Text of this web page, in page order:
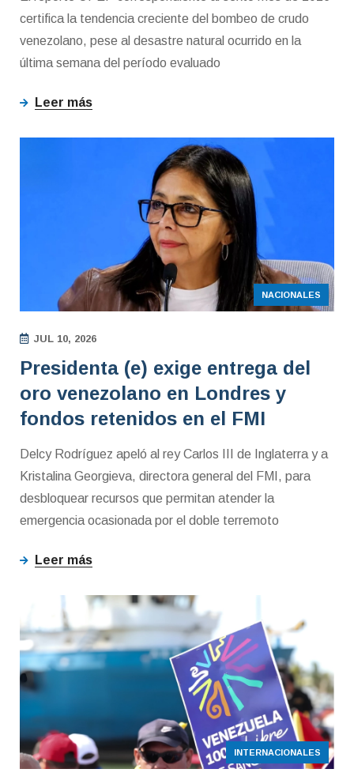
certifica la tendencia creciente del bombeo de crudo
venezolano, pese al desastre natural ocurrido en la
última semana del período evaluado
Leer más
NACIONALES
JUL 10, 2026
Presidenta (e) exige entrega del
oro venezolano en Londres y
fondos retenidos en el FMI
Delcy Rodríguez apeló al rey Carlos III de Inglaterra y a
Kristalina Georgieva, directora general del FMI, para
desbloquear recursos que permitan atender la
emergencia ocasionada por el doble terremoto
Leer más
INTERNACIONALES